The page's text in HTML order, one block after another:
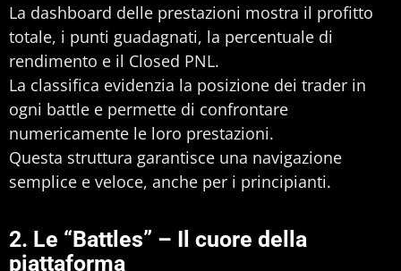
La dashboard delle prestazioni mostra il profitto
totale, i punti guadagnati, la percentuale di
rendimento e il Closed PNL.
La classifica evidenzia la posizione dei trader in
ogni battle e permette di confrontare
numericamente le loro prestazioni.
Questa struttura garantisce una navigazione
semplice e veloce, anche per i principianti.
2. Le “Battles” – Il cuore della
piattaforma